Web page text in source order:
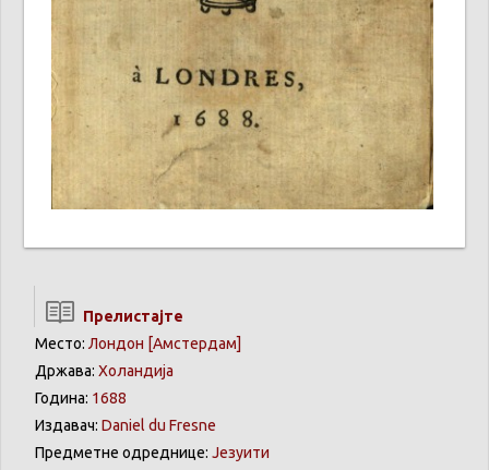
Прелистајте
Место: Лондон [Амстердам]
Држава: Холандија
Година: 1688
Издавач: Daniel du Fresne
Предметне одреднице: Језуити